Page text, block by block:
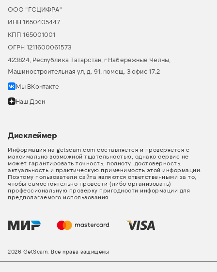
ООО “ГСЦИФРА”
ИНН 1650405447
КПП 165001001
ОГРН 1211600061573
423824, Республика Татарстан, г Набережные Челны,
Машиностроительная ул, д. 91, помещ. 3 офис 17.2
Мы ВКонтакте
Наш Дзен
Дисклеймер
Информация на getscam.com составляется и проверяется с
максимально возможной тщательностью, однако сервис не
может гарантировать точность, полноту, достоверность,
актуальность и практическую применимость этой информации.
Поэтому пользователи сайта являются ответственными за то,
чтобы самостоятельно провести (либо организовать)
профессиональную проверку пригодности информации для
предполагаемого использования.
2026 GetScam. Все права защищены